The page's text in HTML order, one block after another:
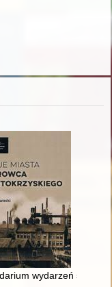
naczelnik
do światowej sławy
wydarzeń